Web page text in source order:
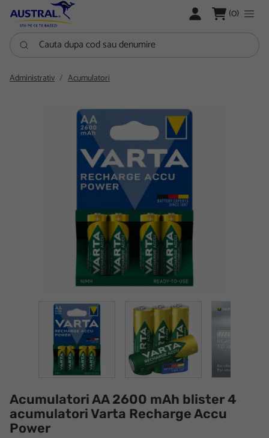
LOGARE (0)
Cauta dupa cod sau denumire
Administrativ Acumulatori
Acumulatori AA 2600 mAh blister 4
acumulatori Varta Recharge Accu
Power